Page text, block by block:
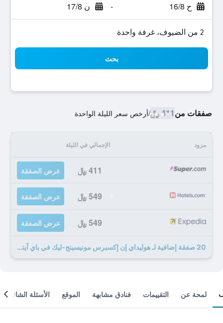
ح 16/8 - ن 17/8
2 من الضيوف، غرفة واحدة
بحث
صفقات من411 ﷼ /أرخص سعر الليلة الواحدة
مزود الإجمالي في الليلة
411 ﷼ عرض الصفقة
549 ﷼ عرض الصفقة
549 ﷼ عرض الصفقة
20 صفقة إضافية لـ هوليداي إن إكسبرس مونيسينج-ليك في باي آيتش جي
لمحة عن التقييمات فنادق مشابهة الموقع الأسئلة الشائعة